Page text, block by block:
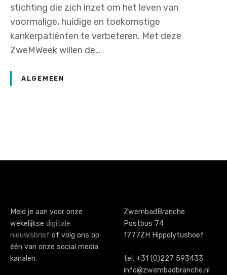
stichting die zich inzet om het leven van
voormalige, huidige en toekomstige
kankerpatiënten te verbeteren. Met deze
ZweMWeek willen de…
ALGEMEEN
o
s
n
a
Meld je aan voor onze
wekelijkse digitale
nieuwsbrief of volg ons op
één van onze social media
kanalen.
ZwembadBranche
Postbus 74
1777ZH Hippolytushoef
tel. +31 (0)227 593433
info@zwembadbranche.nl